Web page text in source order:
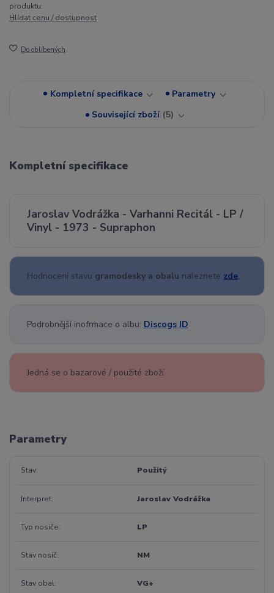
produktu:
Hlídat cenu / dostupnost
Do oblíbených
Kompletní specifikace
Parametry
Související zboží 5
Kompletní specifikace
Jaroslav Vodrážka - Varhanni Recitál - LP /
Vinyl - 1973 - Supraphon
Hodnocení stavu gramodesky a obalu naleznete zde
Podrobnější inofrmace o albu: Discogs ID
Jedná se o bazarové / použité zboží
Parametry
Stav Použitý
Interpret Jaroslav Vodrážka
Typ nosiče LP
Stav nosič NM
Stav obal VG+